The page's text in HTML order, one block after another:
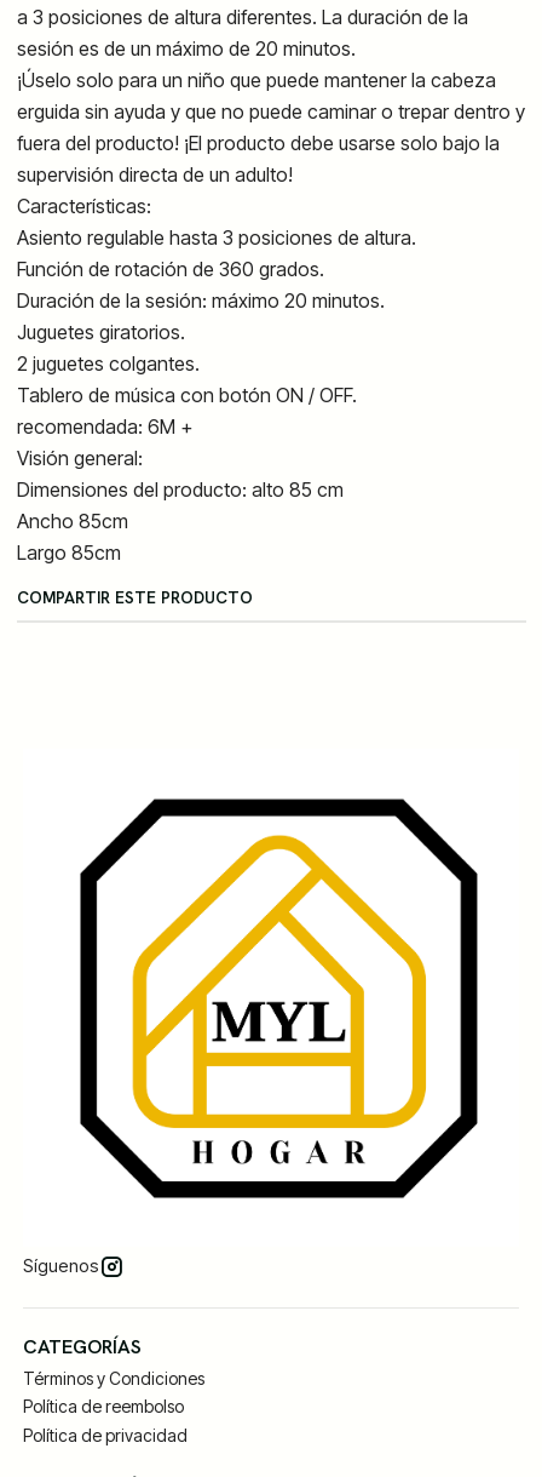
a 3 posiciones de altura diferentes. La duración de la
sesión es de un máximo de 20 minutos.
¡Úselo solo para un niño que puede mantener la cabeza
erguida sin ayuda y que no puede caminar o trepar dentro y
fuera del producto! ¡El producto debe usarse solo bajo la
supervisión directa de un adulto!
Características:
Asiento regulable hasta 3 posiciones de altura.
Función de rotación de 360 grados.
Duración de la sesión: máximo 20 minutos.
Juguetes giratorios.
2 juguetes colgantes.
Tablero de música con botón ON / OFF.
recomendada: 6M +
Visión general:
Dimensiones del producto: alto 85 cm
Ancho 85cm
Largo 85cm
COMPARTIR ESTE PRODUCTO
Síguenos
CATEGORÍAS
Términos y Condiciones
Política de reembolso
Política de privacidad